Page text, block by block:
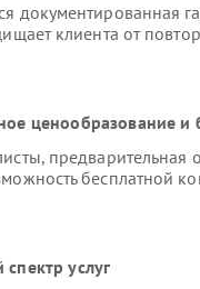
документированная
клиента от
ценообразование и
предварительная
бесплатной
услуг